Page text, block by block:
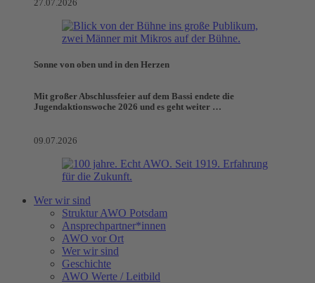
27.07.2026
Sonne von oben und in den Herzen
Mit großer Abschlussfeier auf dem Bassi endete die
Jugendaktionswoche 2026 und es geht weiter …
09.07.2026
Wer wir sind
Struktur AWO Potsdam
Ansprechpartner*innen
AWO vor Ort
Wer wir sind
Geschichte
AWO Werte / Leitbild